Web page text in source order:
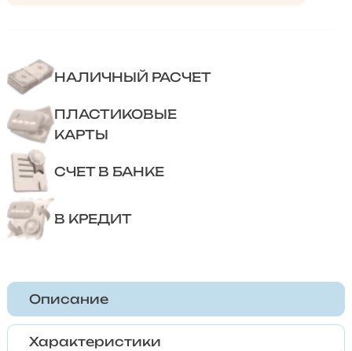
НАЛИЧНЫЙ РАСЧЕТ
ПЛАСТИКОВЫЕ
КАРТЫ
СЧЕТ В БАНКЕ
В КРЕДИТ
Описание
Характеристики